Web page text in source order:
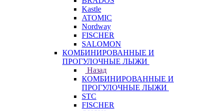
Kastle
ATOMIC
Nordway
FISCHER
SALOMON
КОМБИНИРОВАННЫЕ И
ПРОГУЛОЧНЫЕ ЛЫЖИ
Назад
КОМБИНИРОВАННЫЕ И
ПРОГУЛОЧНЫЕ ЛЫЖИ
STC
FISCHER